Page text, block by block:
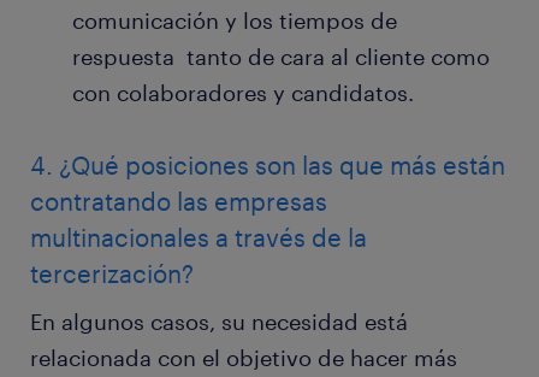
comunicación y los tiempos de
respuesta tanto de cara al cliente como
con colaboradores y candidatos.
4. ¿Qué posiciones son las que más están
contratando las empresas
multinacionales a través de la
tercerización?
En algunos casos, su necesidad está
relacionada con el objetivo de hacer más